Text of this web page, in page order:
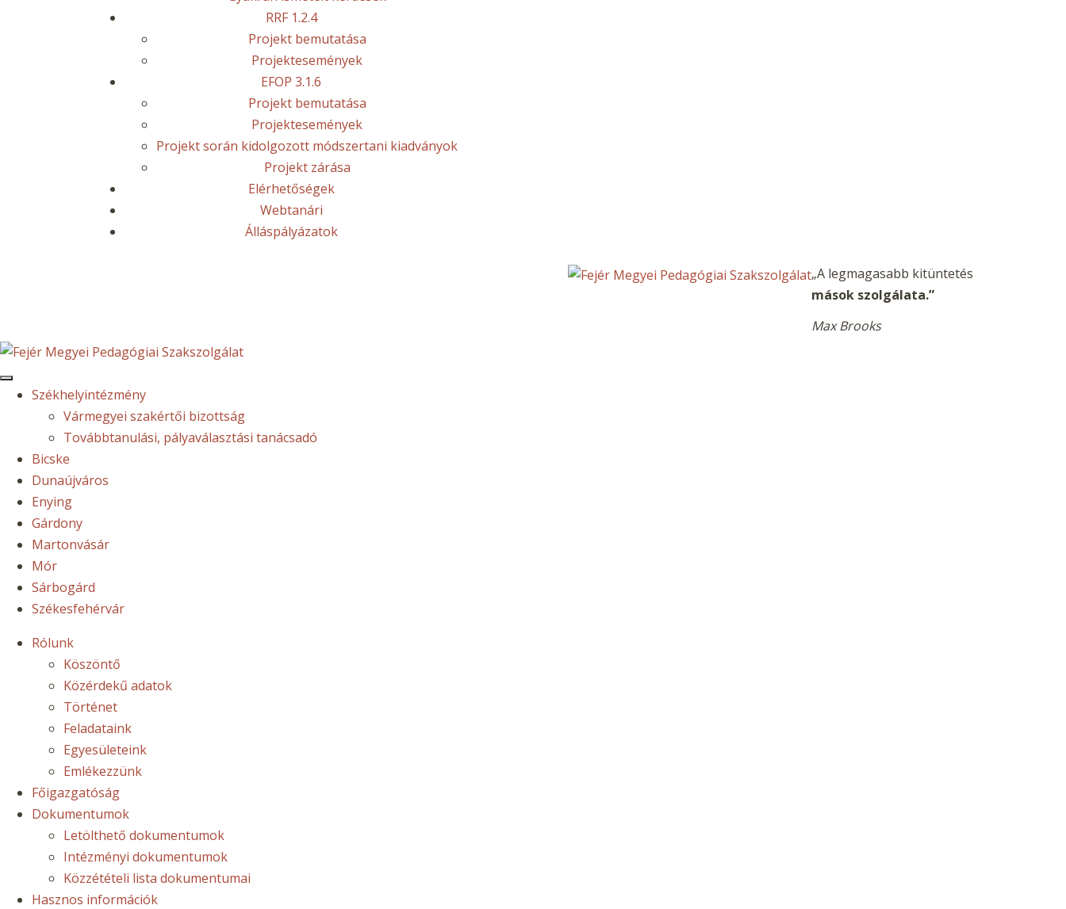
RRF 1.2.4
Projekt bemutatása
Projektesemények
EFOP 3.1.6
Projekt bemutatása
Projektesemények
Projekt során kidolgozott módszertani kiadványok
Projekt zárása
Elérhetőségek
Webtanári
Álláspályázatok
„A legmagasabb kitüntetés
mások szolgálata.”
Max Brooks
Székhelyintézmény
Vármegyei szakértői bizottság
Továbbtanulási, pályaválasztási tanácsadó
Bicske
Dunaújváros
Enying
Gárdony
Martonvásár
Mór
Sárbogárd
Székesfehérvár
Rólunk
Köszöntő
Közérdekű adatok
Történet
Feladataink
Egyesületeink
Emlékezzünk
Főigazgatóság
Dokumentumok
Letölthető dokumentumok
Intézményi dokumentumok
Közzétételi lista dokumentumai
Hasznos információk